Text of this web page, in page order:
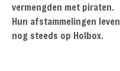
vermengden met piraten.
Hun afstammelingen leven
nog steeds op Holbox.